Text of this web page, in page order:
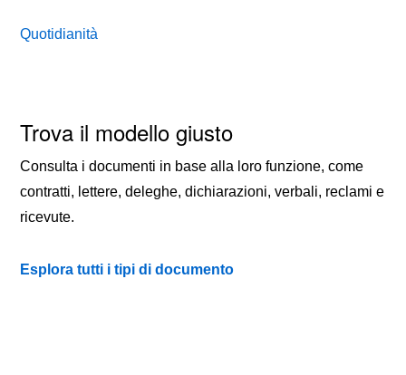
Quotidianità
Trova il modello giusto
Consulta i documenti in base alla loro funzione, come
contratti, lettere, deleghe, dichiarazioni, verbali, reclami e
ricevute.
Esplora tutti i tipi di documento